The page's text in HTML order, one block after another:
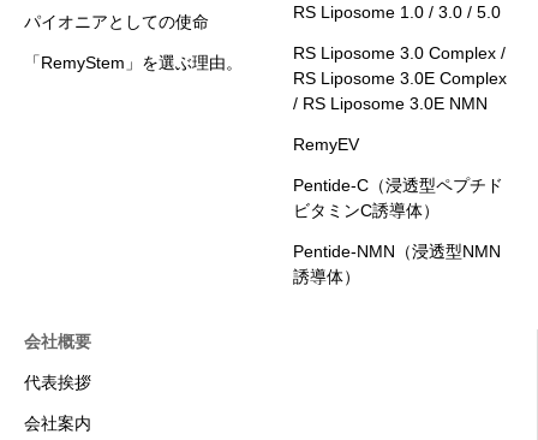
パイオニアとしての使命
「RemyStem」を選ぶ理由。
RS Liposome 1.0 / 3.0 / 5.0
RS Liposome 3.0 Complex /
RS Liposome 3.0E Complex
/ RS Liposome 3.0E NMN
RemyEV
Pentide-C（浸透型ペプチド
ビタミンC誘導体）
Pentide-NMN（浸透型NMN
誘導体）
会社概要
代表挨拶
会社案内